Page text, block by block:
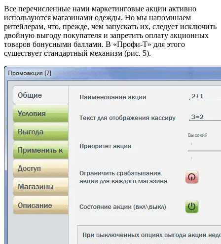
Все перечисленные нами маркетинговые акции активно
используются магазинами одежды. Но мы напоминаем
ритейлерам, что, прежде, чем запускать их, следует исключить
двойную выгоду покупателя и запретить оплату акционных
товаров бонусными баллами. В «Профи-Т» для этого
существует стандартный механизм (рис. 5).